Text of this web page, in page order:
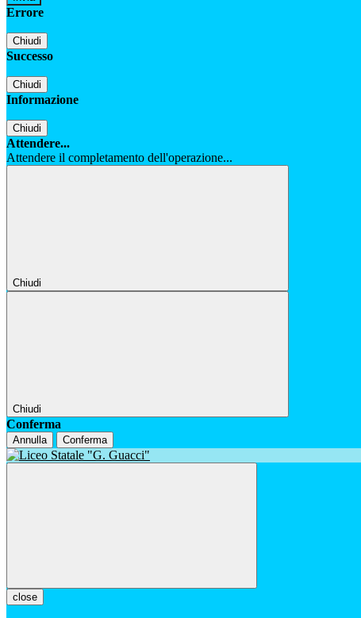
Errore
Chiudi
Successo
Chiudi
Informazione
Chiudi
Attendere...
Attendere il completamento dell'operazione...
Chiudi
Chiudi
Conferma
Annulla Conferma
close